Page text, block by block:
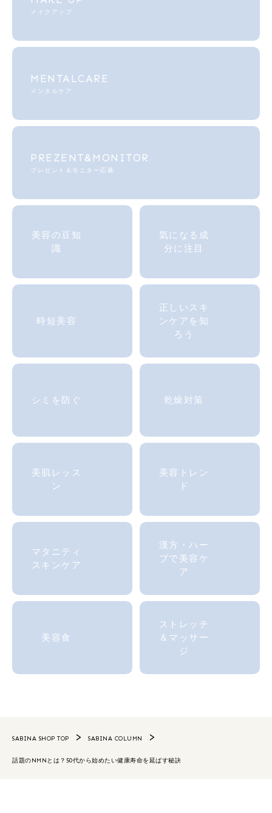
メイクアップ
MENTALCARE
メンタルケア
PREZENT&MONITOR
プレゼント＆モニター応募
美容の豆知
識
気になる成
分に注目
時短美容
正しいスキ
ンケアを知
ろう
シミを防ぐ 乾燥対策
美肌 レッス
ン
美容トレン
ド
マタニティ
スキンケア
漢方・ハー
ブで美容ケ
ア
美容食
ストレッチ
＆マッサー
ジ
SABINA SHOP TOP SABINA COLUMN
話題のNMNとは？50代から始めたい健康寿命を延ばす秘訣